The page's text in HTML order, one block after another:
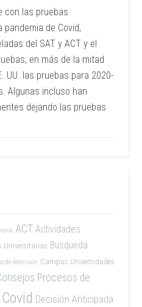
con las pruebas
de Covid,
del SAT y ACT y el
en más de la mitad
UU. las pruebas para 2020-
Algunas incluso han
dejando las pruebas
ACT Actividades
Universitarias Busqueda
de Admisión Campus Universidades
Procesos de
Covid Decisión Anticipada